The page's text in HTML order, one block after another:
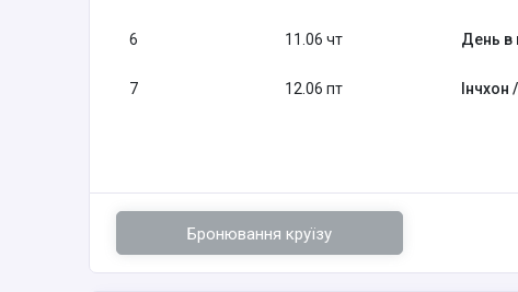
6 11.06 чт День в
7 12.06 пт
Бронювання круїзу